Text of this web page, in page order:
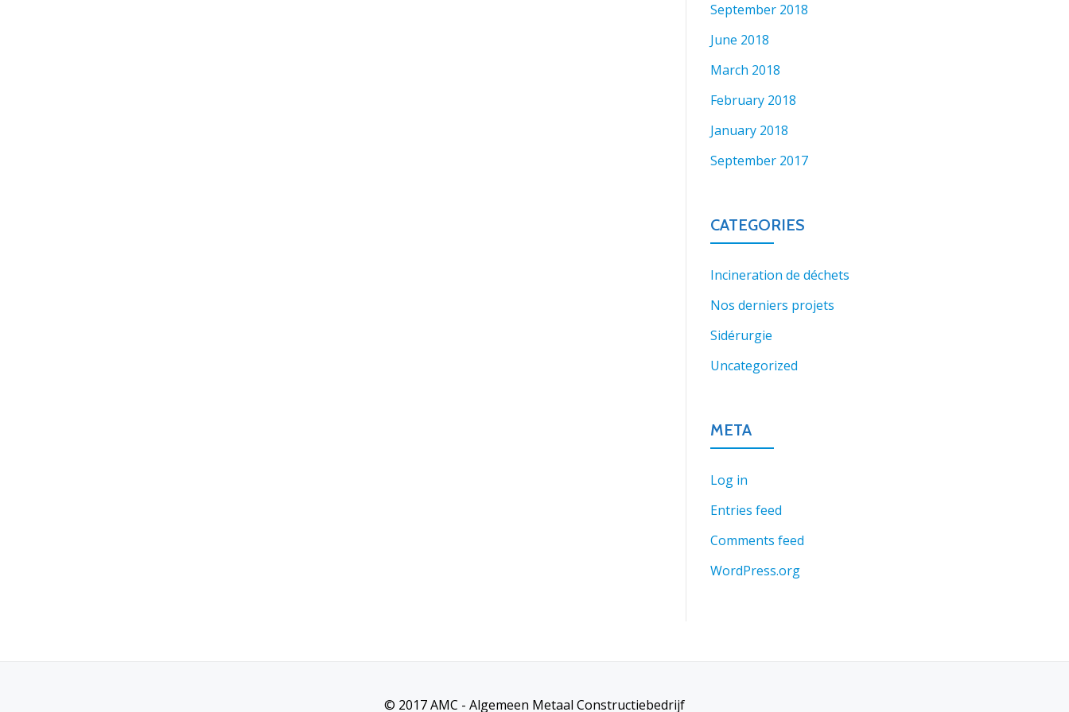
September 2018
June 2018
March 2018
February 2018
January 2018
September 2017
CATEGORIES
Incineration de déchets
Nos derniers projets
Sidérurgie
Uncategorized
META
Log in
Entries feed
Comments feed
WordPress.org
© 2017 AMC - Algemeen Metaal Constructiebedrijf